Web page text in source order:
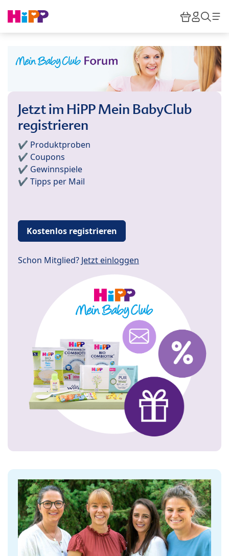
HiPP
Jetzt im HiPP Mein BabyClub
registrieren
✔️ Produktproben
✔️ Coupons
✔️ Gewinnspiele
✔️ Tipps per Mail
Kostenlos registrieren
Schon Mitglied? Jetzt einloggen